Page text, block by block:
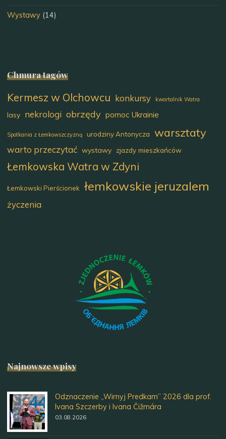
Wystawy (14)
Chmura tagów
Kermesz w Olchowcu konkursy kwartalnik Watra
lasy nekrologi obrzędy pomoc Ukrainie
Spotkania z Łemkowszczyzną urodziny Antonycza warsztaty
warto przeczytać wystawy zjazdy mieszkańców
Łemkowska Watra w Zdyni
Łemkowski Pierścionek łemkowskie jeruzalem
życzenia
Najnowsze wpisy
Odznaczenie „Wirnyj Predkam” 2026 dla prof.
Ivana Szczerby i Ivana Čižmára
03.08.2026